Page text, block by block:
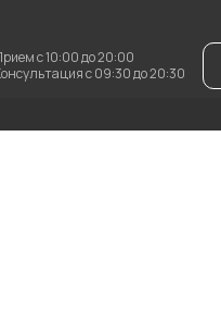
с 10:00 до 20:00
с 09:30 до 20:30